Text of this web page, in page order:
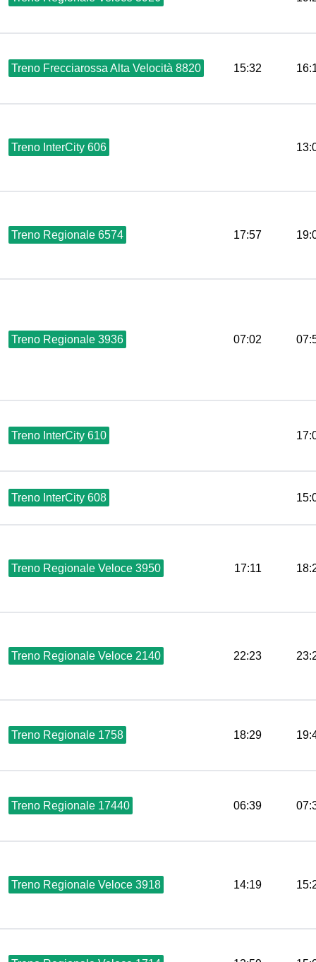
Treno Frecciarossa Alta Velocità 8820 15:32
Treno InterCity 606
Treno Regionale 6574 17:57
Treno Regionale 3936 07:02
Treno InterCity 610
Treno InterCity 608
Treno Regionale Veloce 3950 17:11
Treno Regionale Veloce 2140 22:23
Treno Regionale 1758 18:29
Treno Regionale 17440 06:39
Treno Regionale Veloce 3918 14:19